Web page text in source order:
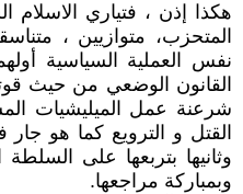
هکذا إذن ، فتیاري
المتحزب، متوازیین ،
نفس العملیة السیاسیة
القانون الوضعي من حیث
شرعنة عمل المیلیشیات
القتل و الترویع کما هو
وثانیها بتربعها علی
وبمبارکة مراجعها.